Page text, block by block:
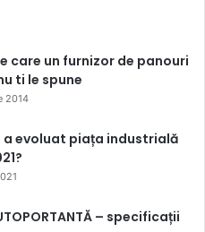
care un furnizor de panouri
ti le spune
2014
a evoluat piața industrială
– specificații